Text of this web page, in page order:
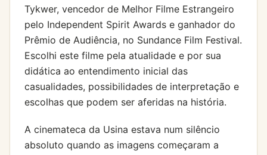
Tykwer, vencedor de Melhor Filme Estrangeiro
pelo Independent Spirit Awards e ganhador do
Prêmio de Audiência, no Sundance Film Festival.
Escolhi este filme pela atualidade e por sua
didática ao entendimento inicial das
casualidades, possibilidades de interpretação e
escolhas que podem ser aferidas na história.
A cinemateca da Usina estava num silêncio
absoluto quando as imagens começaram a